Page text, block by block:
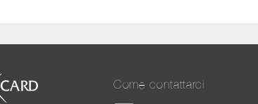
Come contattarci